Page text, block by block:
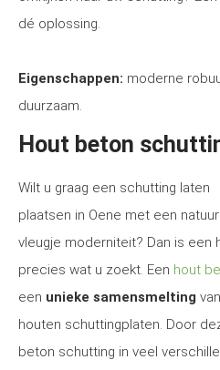
dé oplossing.
Eigenschappen: moderne
duurzaam.
Hout beton
Wilt u graag een schutting laten
plaatsen in Oene met een
vleugje moderniteit? Dan is een
precies wat u zoekt. Een hout
een unieke samensmelting
houten schuttingplaten. Door
beton schutting in veel